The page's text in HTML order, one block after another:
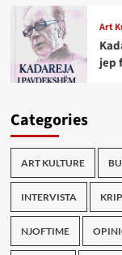
Art
jep
Categories
ART KULTURE
INTERVISTA
NJOFTIME